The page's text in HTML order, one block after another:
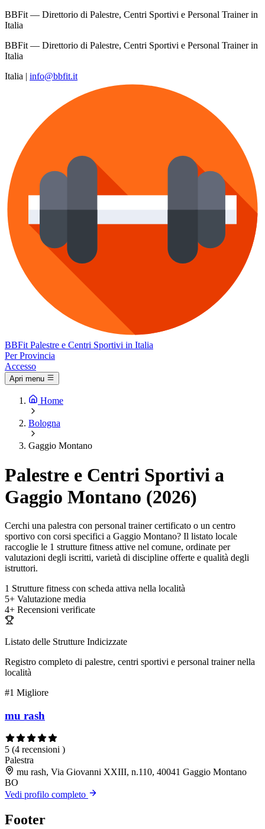
BBFit — Direttorio di Palestre, Centri Sportivi e Personal Trainer in
Italia
BBFit — Direttorio di Palestre, Centri Sportivi e Personal Trainer in
Italia
Italia | info@bbfit.it
BBFit Palestre e Centri Sportivi in Italia
Per Provincia
Accesso
Apri menu
Home
Bologna
Gaggio Montano
Palestre e Centri Sportivi a
Gaggio Montano (2026)
Cerchi una palestra con personal trainer certificato o un centro
sportivo con corsi specifici a Gaggio Montano? Il listato locale
raccoglie le 1 strutture fitness attive nel comune, ordinate per
valutazioni degli iscritti, varietà di discipline offerte e qualità degli
istruttori.
1 Strutture fitness con scheda attiva nella località
5+ Valutazione media
4+ Recensioni verificate
Listato delle Strutture Indicizzate
Registro completo di palestre, centri sportivi e personal trainer nella
località
#1 Migliore
mu rash
5 (4 recensioni )
Palestra
mu rash, Via Giovanni XXIII, n.110, 40041 Gaggio Montano
BO
Vedi profilo completo
Footer